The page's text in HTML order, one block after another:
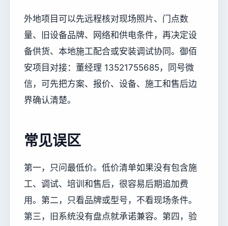
外地项目可以先远程核对现场照片、门点数
量、旧设备品牌、网络和供电条件，再决定设
备供货、本地施工配合或安装调试协同。御佰
安项目对接：董经理 13521755685，同号微
信，可先把方案、报价、设备、施工和售后边
界确认清楚。
常见误区
第一，只问最低价。低价清单如果没有包含施
工、调试、培训和售后，很容易后期追加费
用。第二，只看品牌或型号，不看现场条件。
第三，旧系统没有盘点就承诺兼容。第四，验